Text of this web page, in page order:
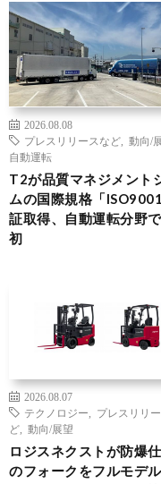
2026.08.08
プレスリリースなど
動向/
自動運転
T2が品質マネジメント
ムの国際規格「
証取得、自動運転分野
初
2026.08.07
テクノロジー
プレスリリ
ど
動向/展望
ロジスネクストが防爆
のフォークをフルモデ